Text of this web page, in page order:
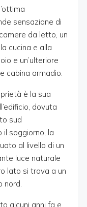
sensazione di
da letto, un
cucina e alla
e un’ulteriore
cabina armadio.
è la sua
dovuta
sud
il soggiorno, la
al livello di un
luce naturale
lato si trova a un
nord.
alcuni anni fa e